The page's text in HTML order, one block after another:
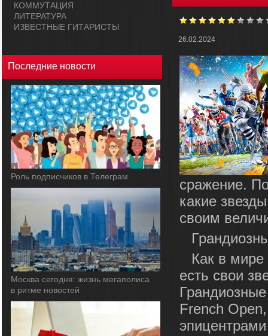
КОММУТАЦИЯ
ЛИТЕРАТУРА
ИЗВЕСТНЫЕ ГИТАРИСТЫ
Последние новости
Роль подписчиков в Телеграм
Москва сегодня: жизнь мегаполиса
в ритме новостей
26.02.2024
сражение.
какие
своим
Как в мире
есть свои
French